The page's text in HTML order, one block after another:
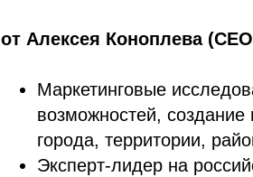
от Алексея Коноплева
Маркетинговые
возможностей, создание
города, территории,
Эксперт-лидер на